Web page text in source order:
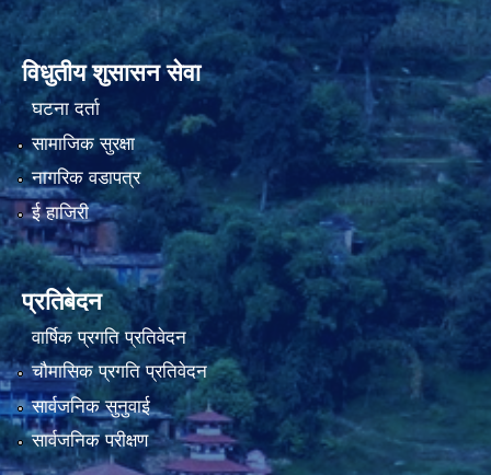
विधुतीय शुसासन सेवा
घटना दर्ता
सामाजिक सुरक्षा
नागरिक वडापत्र
ई हाजिरी
प्रतिबेदन
वार्षिक प्रगति प्रतिवेदन
चौमासिक प्रगति प्रतिवेदन
सार्वजनिक सुनुवाई
सार्वजनिक परीक्षण